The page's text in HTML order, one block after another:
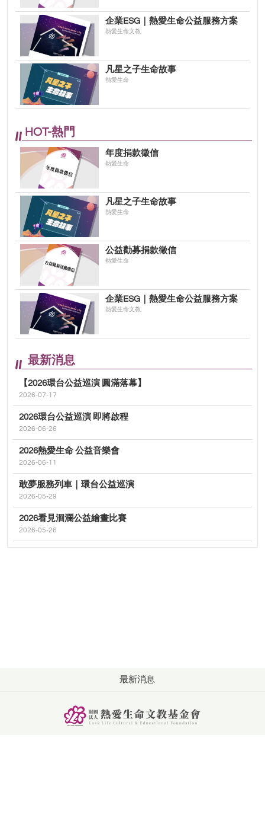
企業ESG｜熱愛生命公益服務方案
熱愛生命文教
凡星之子生命故事
熱愛生命
HOT-熱門
年度捐款徵信
熱愛生命
凡星之子生命故事
熱愛生命
公益勸募捐款徵信
熱愛生命
企業ESG｜熱愛生命公益服務方案
熱愛生命文教
最新消息
【2026環台公益巡演 圓滿落幕】
2026-07-17
2026環台公益巡演 即將啟程
2026-06-26
2026熱愛生命 公益音樂會
2026-06-11
敢夢服務列車｜環台公益巡演
2026-05-29
2026看見洄瀾公益繪畫比賽
2026-05-26
最新消息